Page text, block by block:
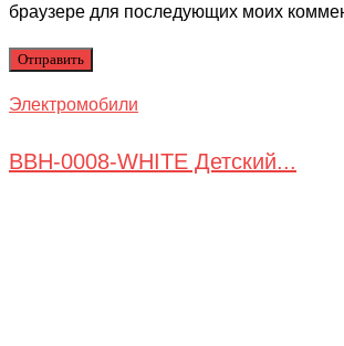
браузере для последующих моих
Электромобили
BBH-0008-WHITE Детский...